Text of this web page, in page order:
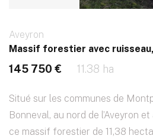
Aveyron
Massif forestier avec
145 750 € 11.38 ha
Situé sur les communes de
Bonneval, au nord de l’Aveyron
ce massif forestier de 11,38